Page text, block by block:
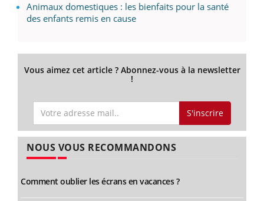
Animaux domestiques : les bienfaits pour la santé
des enfants remis en cause
Vous aimez cet article ? Abonnez-vous à la newsletter
!
S'inscrire
NOUS VOUS RECOMMANDONS
Comment oublier les écrans en vacances ?